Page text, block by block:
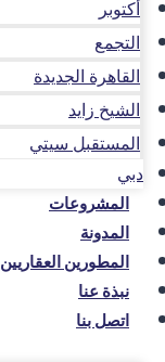
أكتوبر
التجمع
القاهرة الجديدة
الشيخ زايد
المستقبل سيتي
دبي
المشروعات
المدونة
المطورين العقاريين
نبذة عنا
اتصل بنا